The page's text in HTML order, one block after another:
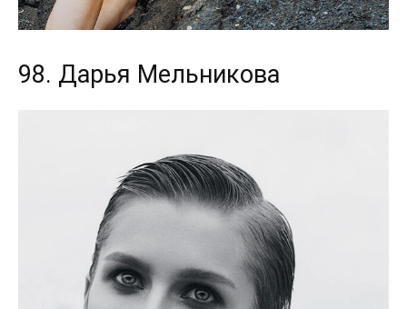
98. Дарья Мельникова